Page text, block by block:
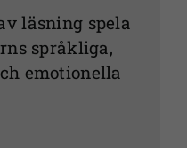
läsning spela
språkliga,
emotionella